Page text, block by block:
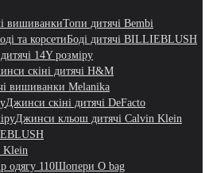
вишиванкиТопи дитячі Bembi
та корсетиБоді дитячі BILLIEBLUSH
14Y розміру
скіні дитячі H&M
вишиванки Melanika
Джинси скіні дитячі DeFacto
Джинси кльош дитячі Calvin Klein
Klein
одягу 110Шопери O bag